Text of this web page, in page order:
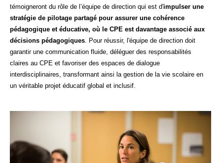
témoigneront du rôle de l’équipe de direction qui est d'impulser une
stratégie de pilotage partagé pour assurer une cohérence
pédagogique et éducative, où le CPE est davantage associé aux
décisions pédagogiques. Pour réussir, l'équipe de direction doit
garantir une communication fluide, déléguer des responsabilités
claires au CPE et favoriser des espaces de dialogue
interdisciplinaires, transformant ainsi la gestion de la vie scolaire en
un véritable projet éducatif global et inclusif.